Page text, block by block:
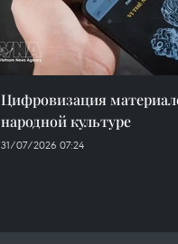
Цифровизация
народной культуре
31/07/2026 07:24